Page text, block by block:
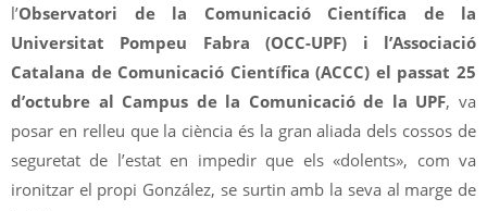
l’Observatori de la Comunicació Científica de la
Universitat Pompeu Fabra (OCC-UPF) i l’Associació
Catalana de Comunicació Científica (ACCC) el passat 25
d’octubre al Campus de la Comunicació de la UPF, va
posar en relleu que la ciència és la gran aliada dels cossos de
seguretat de l’estat en impedir que els «dolents», com va
ironitzar el propi González, se surtin amb la seva al marge de